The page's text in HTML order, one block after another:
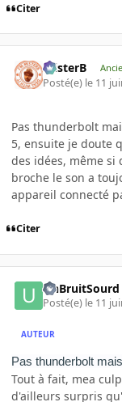
Citer
misterB
Posté(e) le 11
Pas thunderbolt
5, ensuite je doute
des idées, même si
broche le son a
appareil connecté
Citer
UnBruitSourd
Posté(e) le 11
AUTEUR
Pas thunderbolt
Tout à fait, mea
d'ailleurs surpris